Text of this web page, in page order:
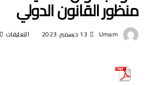
منظور القانون الدولي
Umam 13 ديسمبر، 2023 التعليقات